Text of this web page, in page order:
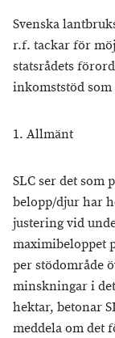
Svenska
r.f. tackar för
statsrådets
inkomststöd som
1. Allmänt
SLC ser det som
belopp/djur har
justering vid
maximibeloppet
per stödområde
minskningar i
hektar, betonar
meddela om det